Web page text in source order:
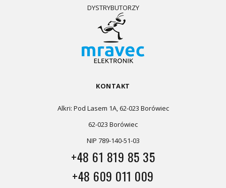
DYSTRYBUTORZY
KONTAKT
Alkri: Pod Lasem 1A, 62-023 Borówiec
62-023 Borówiec
NIP 789-140-51-03
+48 61 819 85 35
+48 609 011 009